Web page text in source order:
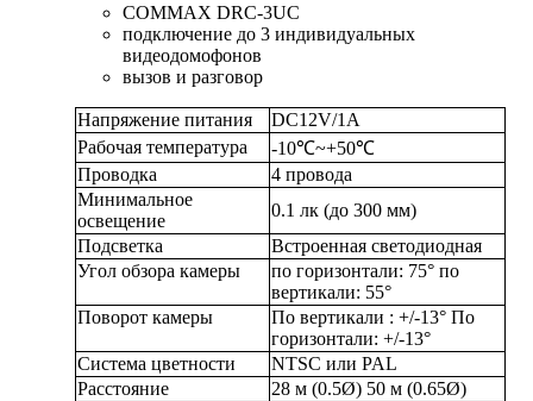
COMMAX DRC-3UC
подключение до 3 индивидуальных
видеодомофонов
вызов и разговор
Напряжение питания
DC12V/1A
Рабочая температура
-10℃~+50℃
Проводка
4 провода
Минимальное
освещение
0.1 лк (до 300 мм)
Подсветка
Встроенная светодиодная
Угол обзора камеры
по горизонтали: 75° по
вертикали: 55°
Поворот камеры
По вертикали : +/-13° По
горизонтали: +/-13°
Система цветности
NTSC или PAL
Расстояние
28 м (0.5Ø) 50 м (0.65Ø)